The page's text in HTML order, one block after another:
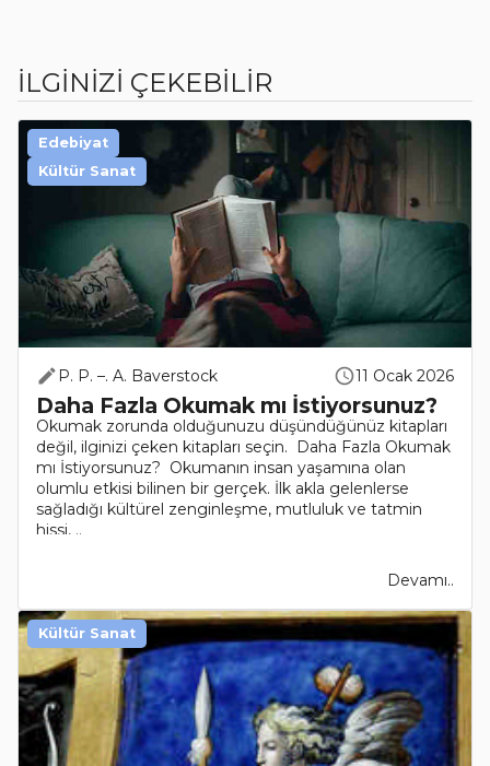
İLGİNİZİ ÇEKEBİLİR
P. P. –. A. Baverstock 11 Ocak 2026
Daha Fazla Okumak mı İstiyorsunuz?
Okumak zorunda olduğunuzu düşündüğünüz kitapları
değil, ilginizi çeken kitapları seçin. Daha Fazla Okumak
mı İstiyorsunuz? Okumanın insan yaşamına olan
olumlu etkisi bilinen bir gerçek. İlk akla gelenlerse
sağladığı kültürel zenginleşme, mutluluk ve tatmin
hissi, ..
Devamı..
Edebiyat
Kültür Sanat
Kültür Sanat